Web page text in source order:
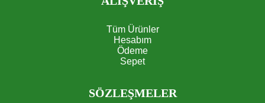
Tüm Ürünler
Hesabım
Ödeme
Sepet
SÖZLEŞMELER